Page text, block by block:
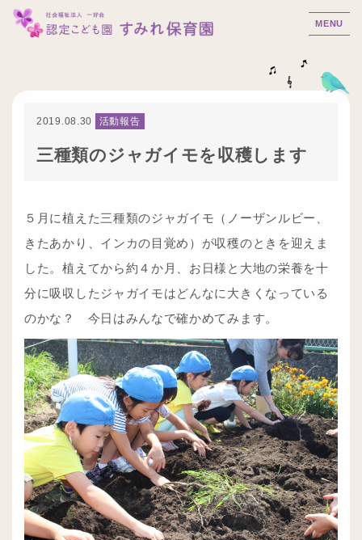
MENU
2019.08.30 活動報告
三種類のジャガイモを収穫します
５月に植えた三種類のジャガイモ（ノーザンルビー、
きたあかり、インカの目覚め）が収穫のときを迎えま
した。植えてから約４か月、お日様と大地の栄養を十
分に吸収したジャガイモはどんなに大きくなっている
のかな？ 今日はみんなで確かめてみます。